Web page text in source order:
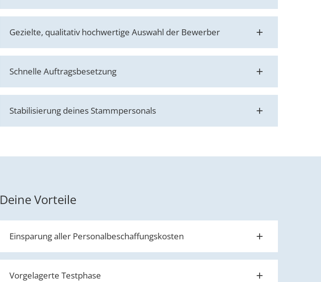
Gezielte, qualitativ hochwertige Auswahl der Bewerber
Schnelle Auftragsbesetzung
Stabilisierung deines Stammpersonals
Deine Vorteile
Einsparung aller Personalbeschaffungskosten
Vorgelagerte Testphase